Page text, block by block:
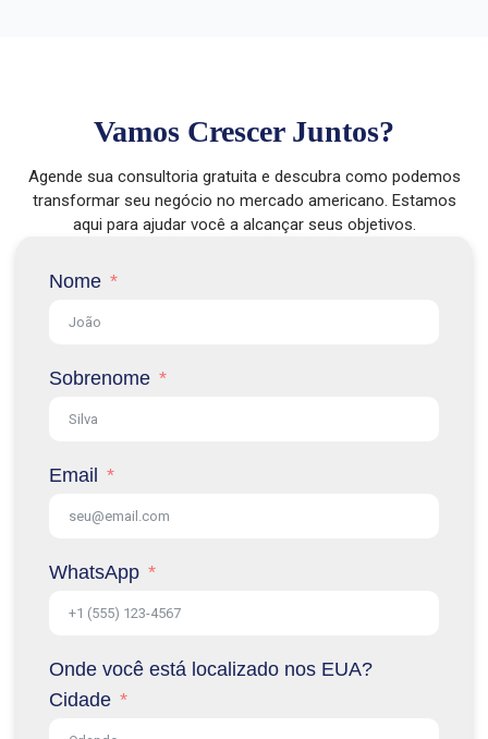
Vamos Crescer Juntos?
Agende sua consultoria gratuita e descubra como podemos
transformar seu negócio no mercado americano. Estamos
aqui para ajudar você a alcançar seus objetivos.
Nome
Sobrenome
Email
WhatsApp
Onde você está localizado nos EUA?
Cidade